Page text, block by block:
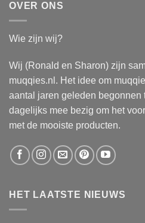
OVER ONS
Wie zijn wij?
Wij (Ronald en Sharon) zijn
muqqies.nl. Het idee om
aantal jaren geleden begonnen
dagelijks mee bezig om het
met de mooiste producten.
HET LAATSTE NIEUWS